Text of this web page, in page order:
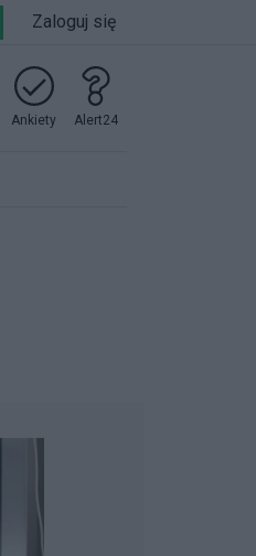
Zaloguj się
Ankiety Alert24